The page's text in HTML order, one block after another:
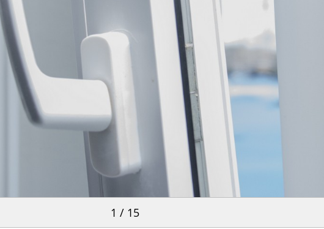
1 / 15